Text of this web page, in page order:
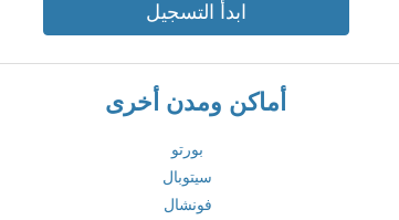
ابدأ التسجيل
أماكن ومدن أخرى
بورتو
سيتوبال
فونشال